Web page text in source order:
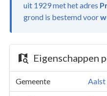
uit 1929 met het adres
grond is bestemd voor
Eigenschappen
Gemeente